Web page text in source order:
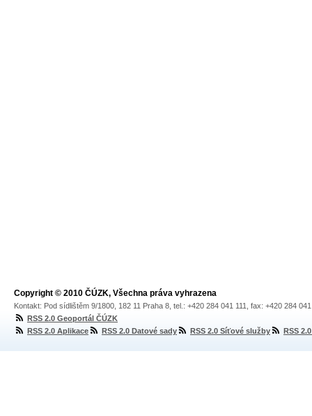
Copyright © 2010 ČÚZK, Všechna práva vyhrazena
Kontakt: Pod sídlištěm 9/1800, 182 11 Praha 8, tel.: +420 284 041 111, fax: +420 284
RSS 2.0 Geoportál ČÚZK
RSS 2.0 Aplikace
RSS 2.0 Datové sady RSS 2.0 Síťové služby RSS